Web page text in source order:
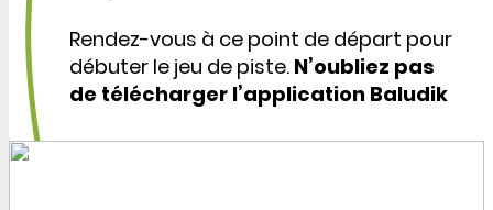
Rendez-vous à ce point de départ pour
débuter le jeu de piste. N’oubliez pas
de télécharger l’application Baludik